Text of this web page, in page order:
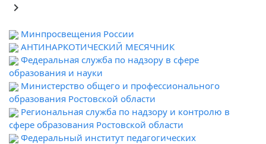
keyboard_arrow_right
Минпросвещения России
АНТИНАРКОТИЧЕСКИЙ МЕСЯЧНИК
Федеральная служба по надзору в сфере
образования и науки
Министерство общего и профессионального
образования Ростовской области
Региональная служба по надзору и контролю в
сфере образования Ростовской области
Федеральный институт педагогических